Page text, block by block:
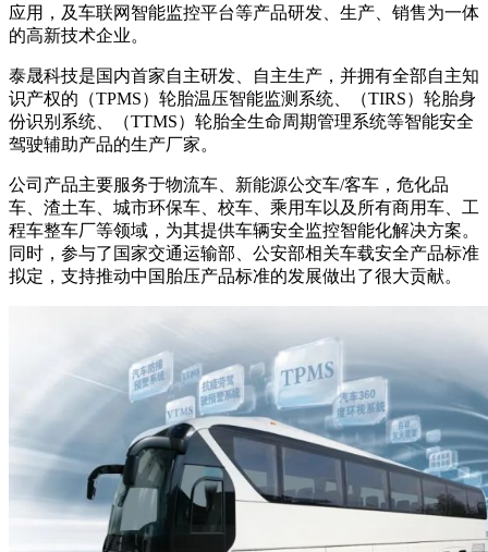
应用，及车联网智能监控平台等产品研发、生产、销售为一体
的高新技术企业。
泰晟科技是国内首家自主研发、自主生产，并拥有全部自主知
识产权的（TPMS）轮胎温压智能监测系统、（TIRS）轮胎身
份识别系统、（TTMS）轮胎全生命周期管理系统等智能安全
驾驶辅助产品的生产厂家。
公司产品主要服务于物流车、新能源公交车/客车，危化品
车、渣土车、城市环保车、校车、乘用车以及所有商用车、工
程车整车厂等领域，为其提供车辆安全监控智能化解决方案。
同时，参与了国家交通运输部、公安部相关车载安全产品标准
拟定，支持推动中国胎压产品标准的发展做出了很大贡献。